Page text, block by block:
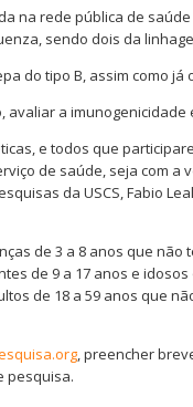
na rede pública de
sendo dois da
do tipo B, assim como
a
e todos que
de saúde, seja com a
da USCS, Fabio
de 3 a 8 anos que não
de 9 a 17 anos e
de 18 a 59 anos que
, preencher
pesquisa.